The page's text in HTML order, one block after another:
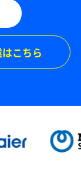
こちら